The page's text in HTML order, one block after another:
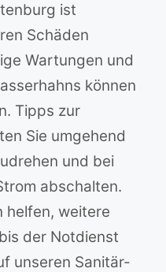
ist
Schäden
Wartungen und
können
Tipps zur
Sie umgehend
und bei
abschalten.
helfen, weitere
der Notdienst
unseren Sanitär-